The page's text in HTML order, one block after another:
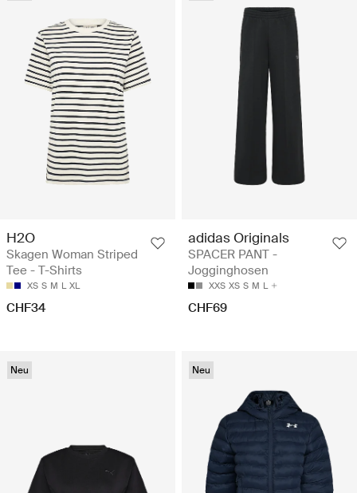
H2O
Skagen Woman Striped
Tee - T-Shirts
XS S M L XL
CHF34
adidas Originals
SPACER PANT -
Jogginghosen
XXS XS S M L
CHF69
Neu Neu